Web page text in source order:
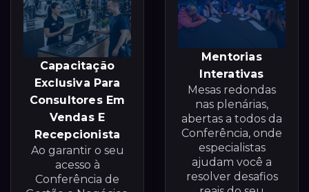
Capacitação
Exclusiva Para
Consultores Em
Vendas E
Recepcionista
Ao garantir o seu
acesso à
Conferência de
Mentorias
Interativas
Mesas redondas
nas plenárias,
abertas a todos da
Conferência, onde
especialistas
ajudam você a
resolver desafios